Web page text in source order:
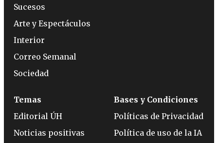
Sucesos
Arte y Espectáculos
Interior
Correo Semanal
Sociedad
Temas
Editorial ÚH
Noticias positivas
Bases y Condiciones
Políticas de Privacidad
Política de uso de la IA